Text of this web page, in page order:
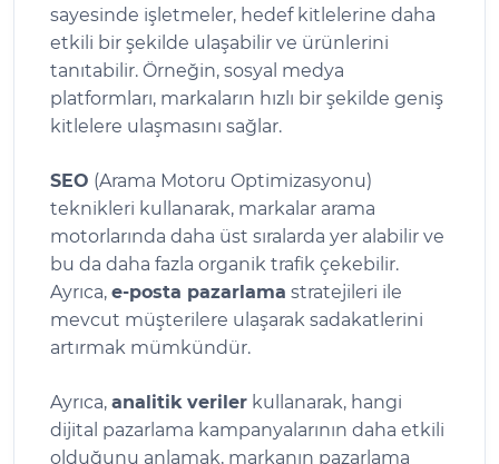
sayesinde işletmeler, hedef kitlelerine daha
etkili bir şekilde ulaşabilir ve ürünlerini
tanıtabilir. Örneğin, sosyal medya
platformları, markaların hızlı bir şekilde geniş
kitlelere ulaşmasını sağlar.
SEO (Arama Motoru Optimizasyonu)
teknikleri kullanarak, markalar arama
motorlarında daha üst sıralarda yer alabilir ve
bu da daha fazla organik trafik çekebilir.
Ayrıca, e-posta pazarlama stratejileri ile
mevcut müşterilere ulaşarak sadakatlerini
artırmak mümkündür.
Ayrıca, analitik veriler kullanarak, hangi
dijital pazarlama kampanyalarının daha etkili
olduğunu anlamak, markanın pazarlama